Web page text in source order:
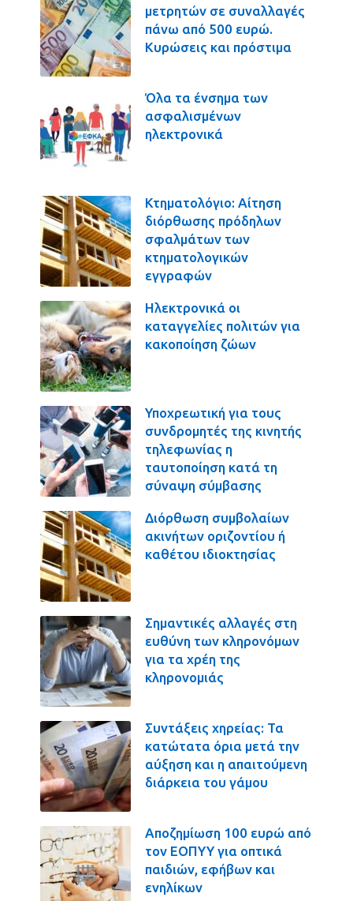
μετρητών σε συναλλαγές
πάνω από 500 ευρώ.
Κυρώσεις και πρόστιμα
Όλα τα ένσημα των
ασφαλισμένων
ηλεκτρονικά
Κτηματολόγιο: Αίτηση
διόρθωσης πρόδηλων
σφαλμάτων των
κτηματολογικών
εγγραφών
Ηλεκτρονικά οι
καταγγελίες πολιτών για
κακοποίηση ζώων
Υποχρεωτική για τους
συνδρομητές της κινητής
τηλεφωνίας η
ταυτοποίηση κατά τη
σύναψη σύμβασης
Διόρθωση συμβολαίων
ακινήτων οριζοντίου ή
καθέτου ιδιοκτησίας
Σημαντικές αλλαγές στη
ευθύνη των κληρονόμων
για τα χρέη της
κληρονομιάς
Συντάξεις χηρείας: Τα
κατώτατα όρια μετά την
αύξηση και η απαιτούμενη
διάρκεια του γάμου
Αποζημίωση 100 ευρώ από
τον ΕΟΠΥΥ για οπτικά
παιδιών, εφήβων και
ενηλίκων